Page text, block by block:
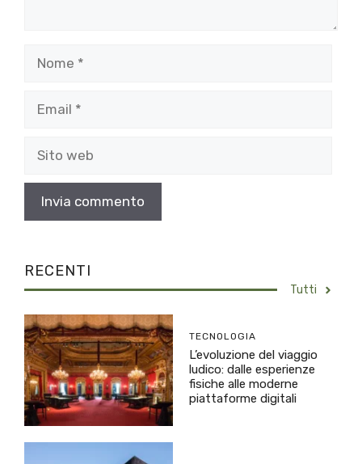
RECENTI
Tutti
TECNOLOGIA
L’evoluzione del viaggio
ludico: dalle esperienze
fisiche alle moderne
piattaforme digitali